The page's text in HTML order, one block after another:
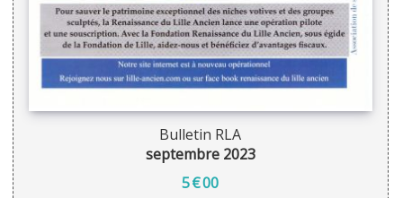
Bulletin RLA
septembre 2023
5€00